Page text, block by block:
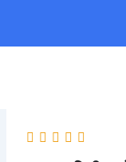
content